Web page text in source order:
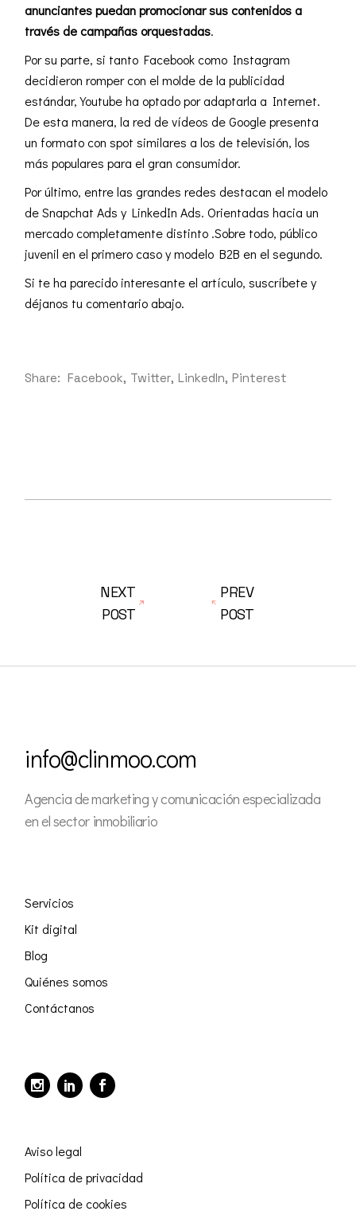
anunciantes puedan promocionar sus contenidos a
través de campañas orquestadas.
Por su parte, si tantoFacebook como Instagram
decidieron romper con el molde de la publicidad
estándar, Youtube ha optado por adaptarla a Internet.
De esta manera, la red de vídeos de Google presenta
un formato con spot similares a los de televisión, los
más populares para el gran consumidor.
Por último, entre las grandes redes destacan el modelo
de Snapchat Ads y LinkedIn Ads. Orientadas hacia un
mercado completamente distinto .Sobre todo, público
juvenil en el primero caso y modelo B2B en el segundo.
Si te ha parecido interesante el artículo, suscríbete y
déjanos tu comentario abajo.
Share: Facebook Twitter LinkedIn Pinterest
PREV
POST
NEXT
POST
info@clinmoo.com
Agencia de marketing y comunicación especializada
en el sector inmobiliario
Servicios
Kit digital
Blog
Quiénes somos
Contáctanos
Aviso legal
Política de privacidad
Política de cookies